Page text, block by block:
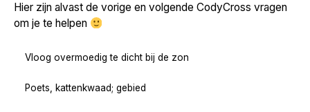
Hier zijn alvast de vorige en volgende CodyCross vragen
om je te helpen
Vloog overmoedig te dicht bij de zon
Poets, kattenkwaad; gebied